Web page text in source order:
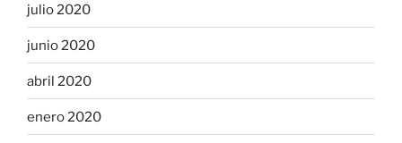
julio 2020
junio 2020
abril 2020
enero 2020